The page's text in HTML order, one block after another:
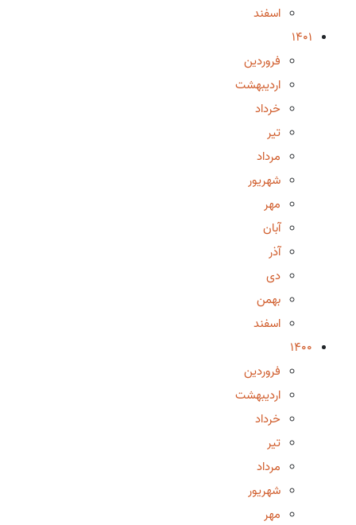
اسفند
1401
فروردین
اردیبهشت
خرداد
تیر
مرداد
شهریور
مهر
آبان
آذر
دی
بهمن
اسفند
1400
فروردین
اردیبهشت
خرداد
تیر
مرداد
شهریور
مهر